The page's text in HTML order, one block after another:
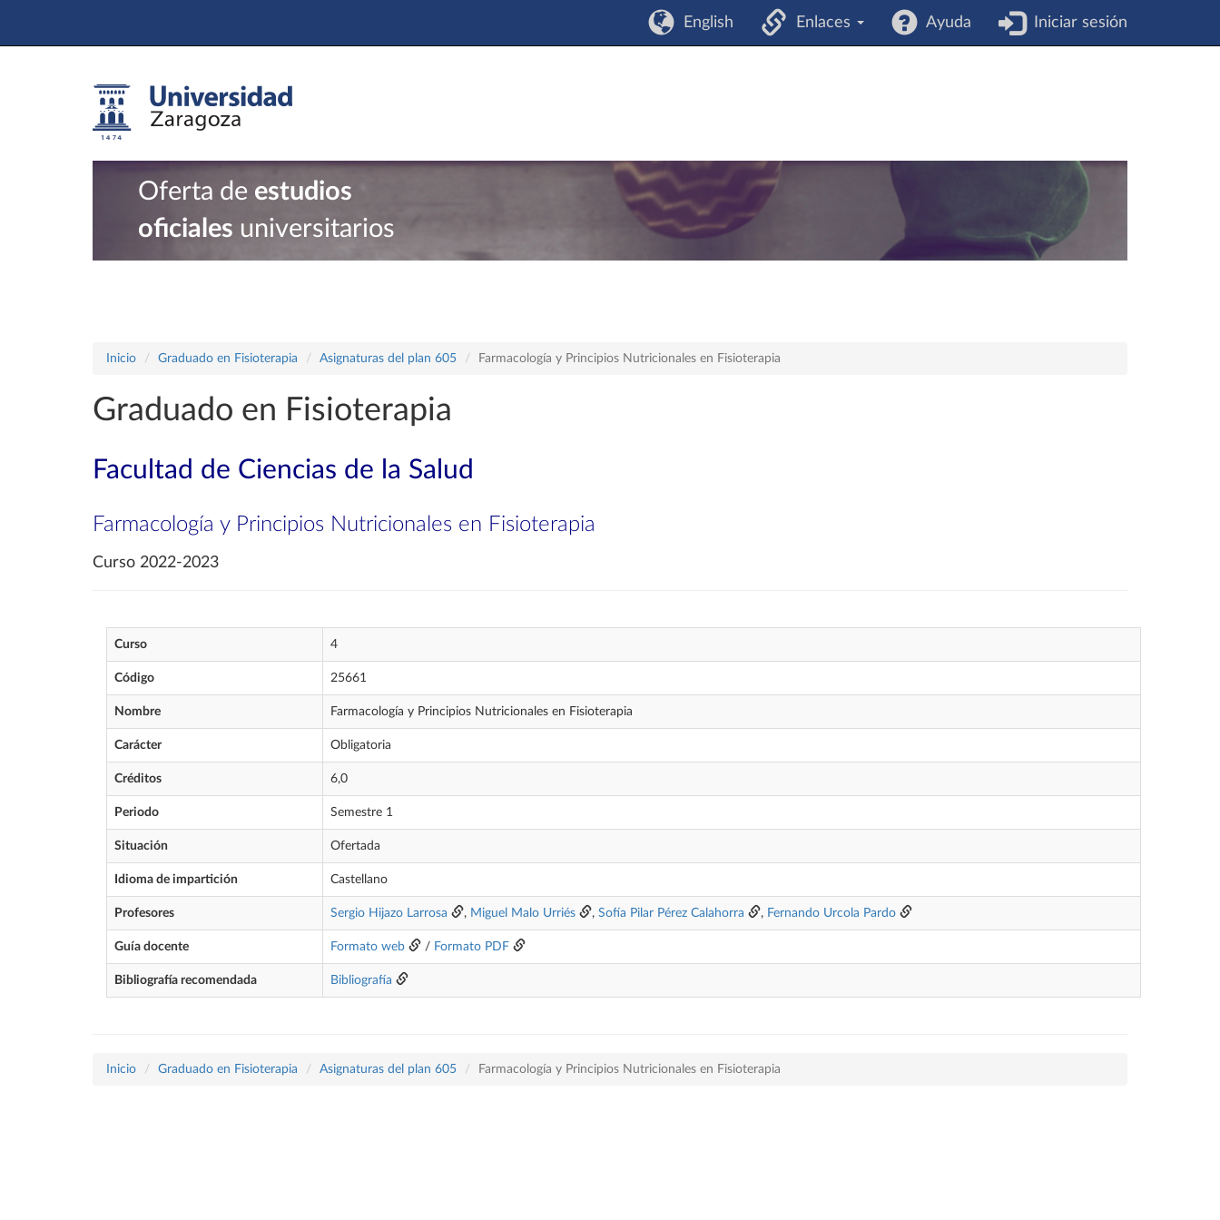
English Enlaces Ayuda Iniciar sesión
Oferta de estudios
oficiales universitarios
Inicio Graduado en Fisioterapia Asignaturas del plan 605 Farmacología y Principios Nutricionales en Fisioterapia
Graduado en Fisioterapia
Facultad de Ciencias de la Salud
Farmacología y Principios Nutricionales en Fisioterapia
Curso 2022-2023
Curso 4
Código 25661
Nombre Farmacología y Principios Nutricionales en Fisioterapia
Carácter Obligatoria
Créditos 6,0
Periodo Semestre 1
Situación Ofertada
Idioma de impartición Castellano
Profesores Sergio Hijazo Larrosa , Miguel Malo Urriés , Sofía Pilar Pérez Calahorra , Fernando Urcola Pardo
Guía docente Formato web / Formato PDF
Bibliografía recomendada Bibliografía
Inicio Graduado en Fisioterapia Asignaturas del plan 605 Farmacología y Principios Nutricionales en Fisioterapia